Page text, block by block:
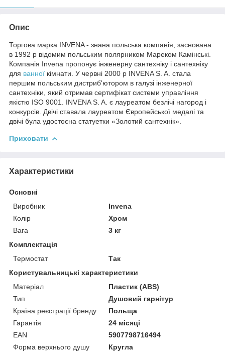
Опис
Торгова марка INVENA - знана польська компанія, заснована
в 1992 р відомим польським полярником Мареком Камінські.
Компанія Invena пропонує інженерну сантехніку і сантехніку
для ванної кімнати. У червні 2000 р INVENA S. A. стала
першим польським дистриб'ютором в галузі інженерної
сантехніки, який отримав сертифікат системи управління
якістю ISO 9001. INVENA S. A. є лауреатом безлічі нагород і
конкурсів. Двічі ставала лауреатом Європейської медалі та
двічі була удостоєна статуетки «Золотий сантехнік».
Приховати
Характеристики
Основні
Виробник
Invena
Колір
Хром
Вага
3 кг
Комплектація
Термостат
Так
Користувальницькі характеристики
Матеріал
Пластик (ABS)
Тип
Душовий гарнітур
Країна реєстрації бренду
Польща
Гарантія
24 місяці
EAN
5907798716494
Форма верхнього душу
Кругла